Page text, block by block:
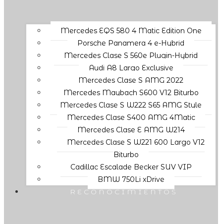
Mercedes EQS 580 4 Matic Edition One
Porsche Panamera 4 e-Hybrid
Mercedes Clase S 560e Plugin-Hybrid
Audi A8 Largo Exclusive
Mercedes Clase S AMG 2022
Mercedes Maybach S600 V12 Biturbo
Mercedes Clase S W222 S65 AMG Style
Mercedes Clase S400 AMG 4Matic
Mercedes Clase E AMG W214
Mercedes Clase S W221 600 Largo V12
Biturbo
Cadillac Escalade Becker SUV VIP
BMW 750Li xDrive
RECONOCIMIENTOS